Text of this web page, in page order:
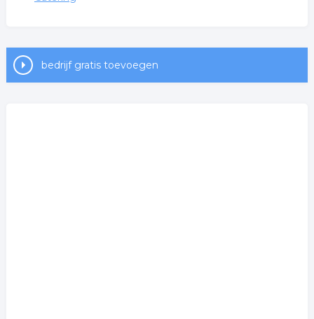
bedrijf gratis toevoegen